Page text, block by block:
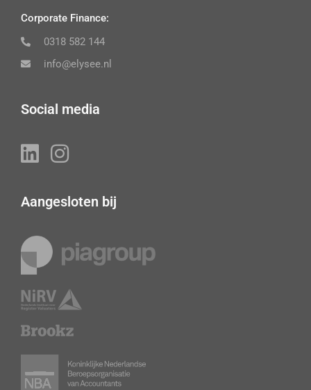
Corporate Finance:
0318 582 144
info@elysee.nl
Social media
Aangesloten bij